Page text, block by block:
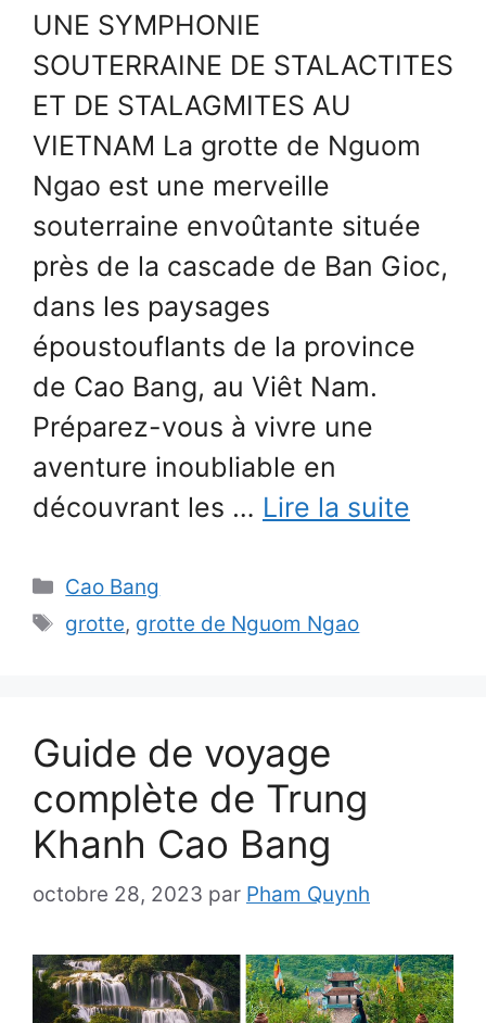
UNE SYMPHONIE
SOUTERRAINE DE STALACTITES
ET DE STALAGMITES AU
VIETNAM La grotte de Nguom
Ngao est une merveille
souterraine envoûtante située
près de la cascade de Ban Gioc,
dans les paysages
époustouflants de la province
de Cao Bang, au Viêt Nam.
Préparez-vous à vivre une
aventure inoubliable en
découvrant les … Lire la suite
Catégories
Cao Bang
Étiquettes
grotte, grotte de Nguom Ngao
Guide de voyage
complète de Trung
Khanh Cao Bang
octobre 28, 2023 par Pham Quynh